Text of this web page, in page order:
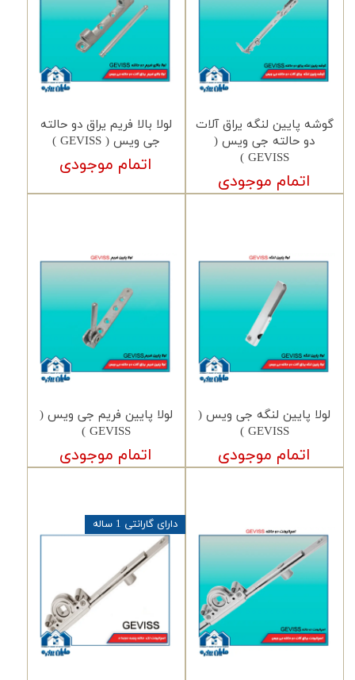
گوشه پایین لنگه یراق آلات
دو حالته جی ویس (
GEVISS )
اتمام موجودی
لولا بالا فریم یراق دو حالته
جی ویس ( GEVISS )
اتمام موجودی
لولا پایین لنگه جی ویس (
GEVISS )
اتمام موجودی
لولا پایین فریم جی ویس (
GEVISS )
اتمام موجودی
دارای گارانتی 1 ساله